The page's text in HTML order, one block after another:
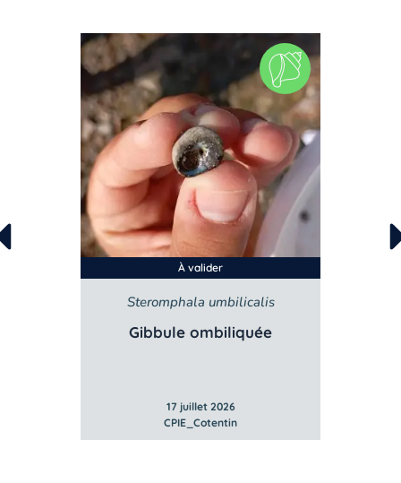
À valider
Steromphala umbilicalis
Gibbule ombiliquée
17 juillet 2026
CPIE_Cotentin